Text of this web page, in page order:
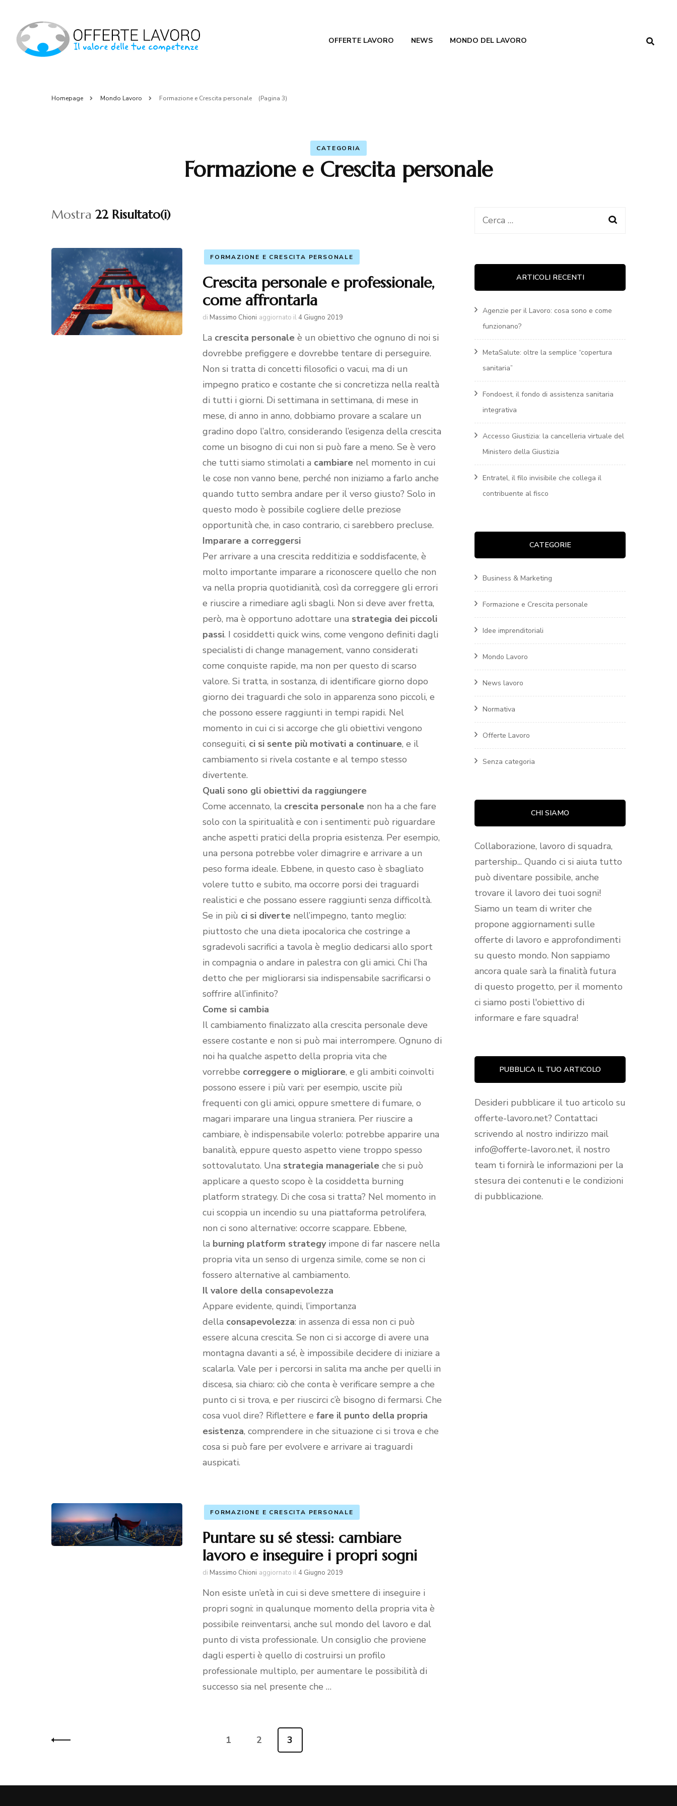
Offerte Lavoro Blog Magazine
OFFERTE LAVORO NEWS MONDO DEL LAVORO
Homepage Mondo Lavoro Formazione e Crescita personale (Pagina 3)
CATEGORIA
Formazione e Crescita personale
Mostra 22 Risultato(i)
FORMAZIONE E CRESCITA PERSONALE
Crescita personale e professionale,
come affrontarla
di Massimo Chioni aggiornato il 4 Giugno 2019
La crescita personale è un obiettivo che ognuno di noi si
dovrebbe prefiggere e dovrebbe tentare di perseguire.
Non si tratta di concetti filosofici o vacui, ma di un
impegno pratico e costante che si concretizza nella realtà
di tutti i giorni. Di settimana in settimana, di mese in
mese, di anno in anno, dobbiamo provare a scalare un
gradino dopo l’altro, considerando l’esigenza della crescita
come un bisogno di cui non si può fare a meno. Se è vero
che tutti siamo stimolati a cambiare nel momento in cui
le cose non vanno bene, perché non iniziamo a farlo anche
quando tutto sembra andare per il verso giusto? Solo in
questo modo è possibile cogliere delle preziose
opportunità che, in caso contrario, ci sarebbero precluse.
Imparare a correggersi
Per arrivare a una crescita redditizia e soddisfacente, è
molto importante imparare a riconoscere quello che non
va nella propria quotidianità, così da correggere gli errori
e riuscire a rimediare agli sbagli. Non si deve aver fretta,
però, ma è opportuno adottare una strategia dei piccoli
passi. I cosiddetti quick wins, come vengono definiti dagli
specialisti di change management, vanno considerati
come conquiste rapide, ma non per questo di scarso
valore. Si tratta, in sostanza, di identificare giorno dopo
giorno dei traguardi che solo in apparenza sono piccoli, e
che possono essere raggiunti in tempi rapidi. Nel
momento in cui ci si accorge che gli obiettivi vengono
conseguiti, ci si sente più motivati a continuare, e il
cambiamento si rivela costante e al tempo stesso
divertente.
Quali sono gli obiettivi da raggiungere
Come accennato, la crescita personale non ha a che fare
solo con la spiritualità e con i sentimenti: può riguardare
anche aspetti pratici della propria esistenza. Per esempio,
una persona potrebbe voler dimagrire e arrivare a un
peso forma ideale. Ebbene, in questo caso è sbagliato
volere tutto e subito, ma occorre porsi dei traguardi
realistici e che possano essere raggiunti senza difficoltà.
Se in più ci si diverte nell’impegno, tanto meglio:
piuttosto che una dieta ipocalorica che costringe a
sgradevoli sacrifici a tavola è meglio dedicarsi allo sport
in compagnia o andare in palestra con gli amici. Chi l’ha
detto che per migliorarsi sia indispensabile sacrificarsi o
soffrire all’infinito?
Come si cambia
Il cambiamento finalizzato alla crescita personale deve
essere costante e non si può mai interrompere. Ognuno di
noi ha qualche aspetto della propria vita che
vorrebbe correggere o migliorare, e gli ambiti coinvolti
possono essere i più vari: per esempio, uscite più
frequenti con gli amici, oppure smettere di fumare, o
magari imparare una lingua straniera. Per riuscire a
cambiare, è indispensabile volerlo: potrebbe apparire una
banalità, eppure questo aspetto viene troppo spesso
sottovalutato. Una strategia manageriale che si può
applicare a questo scopo è la cosiddetta burning
platform strategy. Di che cosa si tratta? Nel momento in
cui scoppia un incendio su una piattaforma petrolifera,
non ci sono alternative: occorre scappare. Ebbene,
la burning platform strategyimpone di far nascere nella
propria vita un senso di urgenza simile, come se non ci
fossero alternative al cambiamento.
Il valore della consapevolezza
Appare evidente, quindi, l’importanza
della consapevolezza: in assenza di essa non ci può
essere alcuna crescita. Se non ci si accorge di avere una
montagna davanti a sé, è impossibile decidere di iniziare a
scalarla. Vale per i percorsi in salita ma anche per quelli in
discesa, sia chiaro: ciò che conta è verificare sempre a che
punto ci si trova, e per riuscirci c’è bisogno di fermarsi. Che
cosa vuol dire? Riflettere e fare il punto della propria
esistenza, comprendere in che situazione ci si trova e che
cosa si può fare per evolvere e arrivare ai traguardi
auspicati.
FORMAZIONE E CRESCITA PERSONALE
Puntare su sé stessi: cambiare
lavoro e inseguire i propri sogni
di Massimo Chioni aggiornato il 4 Giugno 2019
Non esiste un’età in cui si deve smettere di inseguire i
propri sogni: in qualunque momento della propria vita è
possibile reinventarsi, anche sul mondo del lavoro e dal
punto di vista professionale. Un consiglio che proviene
dagli esperti è quello di costruirsi un profilo
professionale multiplo, per aumentare le possibilità di
successo sia nel presente che …
Pagina
1 Pagina
2 Pagina
3
Ricerca
ARTICOLI RECENTI
Agenzie per il Lavoro: cosa sono e come
funzionano?
MetaSalute: oltre la semplice “copertura
sanitaria”
Fondoest, il fondo di assistenza sanitaria
integrativa
Accesso Giustizia: la cancelleria virtuale del
Ministero della Giustizia
Entratel, il filo invisibile che collega il
contribuente al fisco
CATEGORIE
Business & Marketing
Formazione e Crescita personale
Idee imprenditoriali
Mondo Lavoro
News lavoro
Normativa
Offerte Lavoro
Senza categoria
CHI SIAMO
Collaborazione, lavoro di squadra,
partership... Quando ci si aiuta tutto
può diventare possibile, anche
trovare il lavoro dei tuoi sogni!
Siamo un team di writer che
propone aggiornamenti sulle
offerte di lavoro e approfondimenti
su questo mondo. Non sappiamo
ancora quale sarà la finalità futura
di questo progetto, per il momento
ci siamo posti l'obiettivo di
informare e fare squadra!
PUBBLICA IL TUO ARTICOLO
Desideri pubblicare il tuo articolo su
offerte-lavoro.net? Contattaci
scrivendo al nostro indirizzo mail
info@offerte-lavoro.net, il nostro
team ti fornirà le informazioni per la
stesura dei contenuti e le condizioni
di pubblicazione.